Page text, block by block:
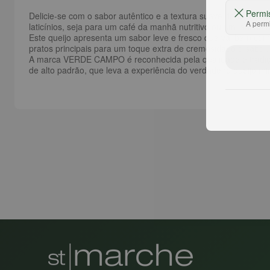
Delicie-se com o sabor autêntico e a textura suave doQueijo
laticínios, seja para um café da manhã nutritivo ou um lanche
Este queijo apresenta um sabor leve e fresco que vai bem
pratos principais para um toque extra de cremosidade e
A marca VERDE CAMPO é reconhecida pela qualidade e
de alto padrão, que leva a experiência do verdadeiro queijo
A